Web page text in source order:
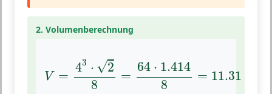
2. Volumenberechnung
V =
43 ⋅ √2
8
=
64 ⋅ 1.414
8
= 11.31
=4 28= ⋅1.414 8=11.31